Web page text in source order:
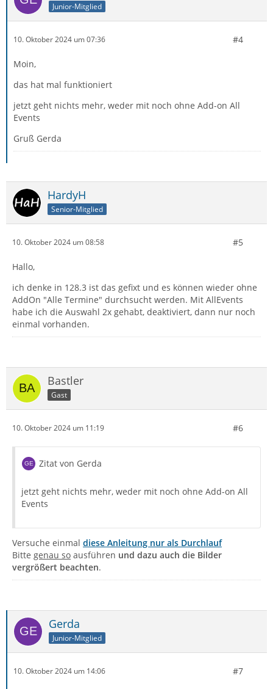
Junior-Mitglied
10. Oktober 2024 um 07:36 #4
Moin,
das hat mal funktioniert
jetzt geht nichts mehr, weder mit noch ohne Add-on All
Events
Gruß Gerda
HardyH
Senior-Mitglied
10. Oktober 2024 um 08:58 #5
Hallo,
ich denke in 128.3 ist das gefixt und es können wieder ohne
AddOn "Alle Termine" durchsucht werden. Mit AllEvents
habe ich die Auswahl 2x gehabt, deaktiviert, dann nur noch
einmal vorhanden.
Bastler
Gast
10. Oktober 2024 um 11:19 #6
Zitat von Gerda
jetzt geht nichts mehr, weder mit noch ohne Add-on All
Events
Versuche einmal diese Anleitung nur als Durchlauf
Bitte genau so ausführen und dazu auch die Bilder
vergrößert beachten.
Gerda
Junior-Mitglied
10. Oktober 2024 um 14:06 #7